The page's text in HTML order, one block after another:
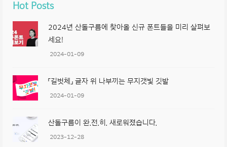
Hot Posts
2024년 산돌구름에 찾아올 신규 폰트들을 미리 살펴보
세요!
2024-01-09
「길벗체」 글자 위 나부끼는 무지갯빛 깃발
2024-01-09
산돌구름이 완.전.히. 새로워졌습니다.
2023-12-28